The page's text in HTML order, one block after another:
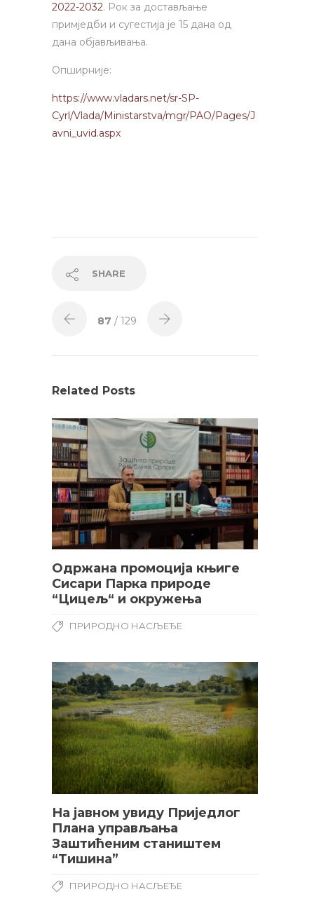
2022-2032. Рок за достављање
примједби и сугестија је 15 дана од
дана објављивања.
Опширније:
https://www.vladars.net/sr-SP-
Cyrl/Vlada/Ministarstva/mgr/PAO/Pages/J
avni_uvid.aspx
SHARE
87 / 129
Related Posts
Одржана промоција књиге
Сисари Парка природе
“Цицељ“ и окружења
ПРИРОДНО НАСЉЕЂЕ
На јавном увиду Приједлог
Плана управљања
Заштићеним стаништем
“Тишина”
ПРИРОДНО НАСЉЕЂЕ